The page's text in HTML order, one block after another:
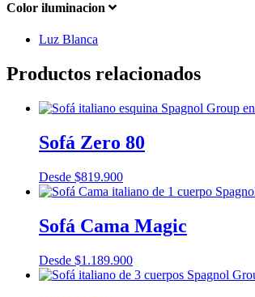
Color iluminacion
Luz Blanca
Productos relacionados
Sofá Zero 80
Desde $819.900
Sofá Cama Magic
Desde $1.189.900